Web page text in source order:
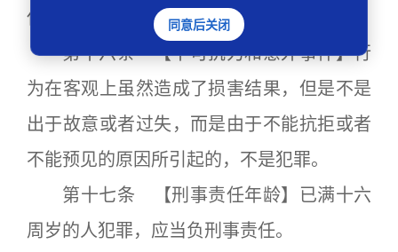
任。
第十六条 【不可抗力和意外事件】行
为在客观上虽然造成了损害结果，但是不是
出于故意或者过失，而是由于不能抗拒或者
不能预见的原因所引起的，不是犯罪。
第十七条 【刑事责任年龄】已满十六
周岁的人犯罪，应当负刑事责任。
同意后关闭